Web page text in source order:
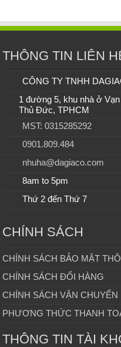
THÔNG TIN LIÊN
CÔNG TY TNHH
1 đường 5, khu nhà ở
Thủ Đức, TPHCM
MST: 0315285292
0901.809.484
nhuha@dagiaco.com
8am to 5pm
Thứ 2 đến Thứ 7
CHÍNH SÁCH
CHÍNH SÁCH BẢO MẬT
CHÍNH SÁCH ĐỔI HÀNG
CHÍNH SÁCH VẬN CHUYỂN
PHƯƠNG THỨC THANH
THÔNG TIN TÀI